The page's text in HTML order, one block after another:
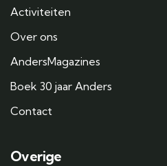
Activiteiten
Over ons
AndersMagazines
Boek 30 jaar Anders
Contact
Overige